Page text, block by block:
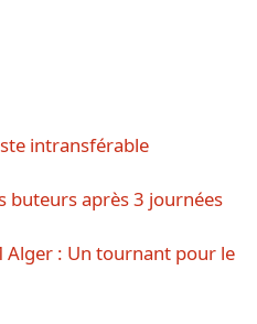
intransférable
buteurs après 3 journées
Alger : Un tournant pour le